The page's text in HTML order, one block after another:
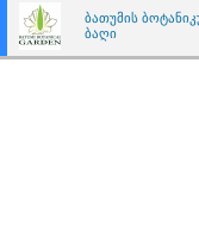
ბათუმის
ბაღი